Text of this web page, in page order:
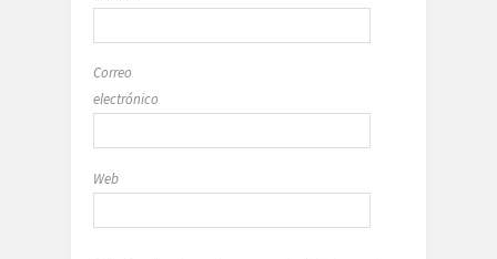
Correo
electrónico
Web